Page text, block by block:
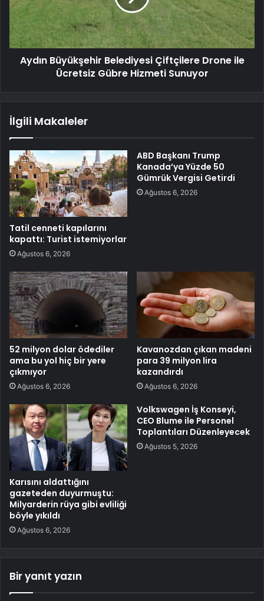
Aydın Büyükşehir Belediyesi Çiftçilere Drone ile
Ücretsiz Gübre Hizmeti Sunuyor
İlgili Makaleler
Tatil cenneti kapılarını
kapattı: Turist istemiyorlar
Ağustos 6, 2026
ABD Başkanı Trump
Kanada’ya Yüzde 50
Gümrük Vergisi Getirdi
Ağustos 6, 2026
52 milyon dolar ödediler
ama bu yol hiç bir yere
çıkmıyor
Ağustos 6, 2026
Kavanozdan çıkan madeni
para 39 milyon lira
kazandırdı
Ağustos 6, 2026
Karısını aldattığını
gazeteden duyurmuştu:
Milyarderin rüya gibi evliliği
böyle yıkıldı
Ağustos 6, 2026
Volkswagen İş Konseyi,
CEO Blume ile Personel
Toplantıları Düzenleyecek
Ağustos 5, 2026
Bir yanıt yazın